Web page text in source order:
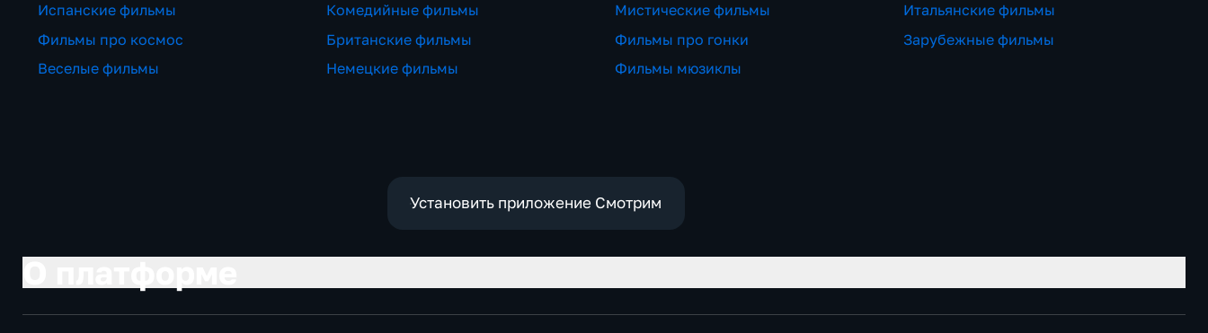
Испанские фильмы
Комедийные фильмы Мистические фильмы
Итальянские фильмы
Фильмы про космос
Британские фильмы Фильмы про гонки
Зарубежные фильмы
Веселые фильмы
Немецкие фильмы Фильмы мюзиклы
Установить приложение Смотрим